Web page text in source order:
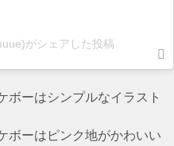
がシェアした投稿
ボーはシンプルなイラスト
ボーはピンク地がかわいい